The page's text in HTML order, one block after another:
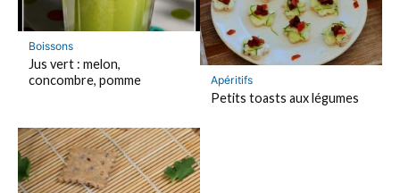
Boissons
Jus vert : melon,
concombre, pomme
Apéritifs
Petits toasts aux légumes